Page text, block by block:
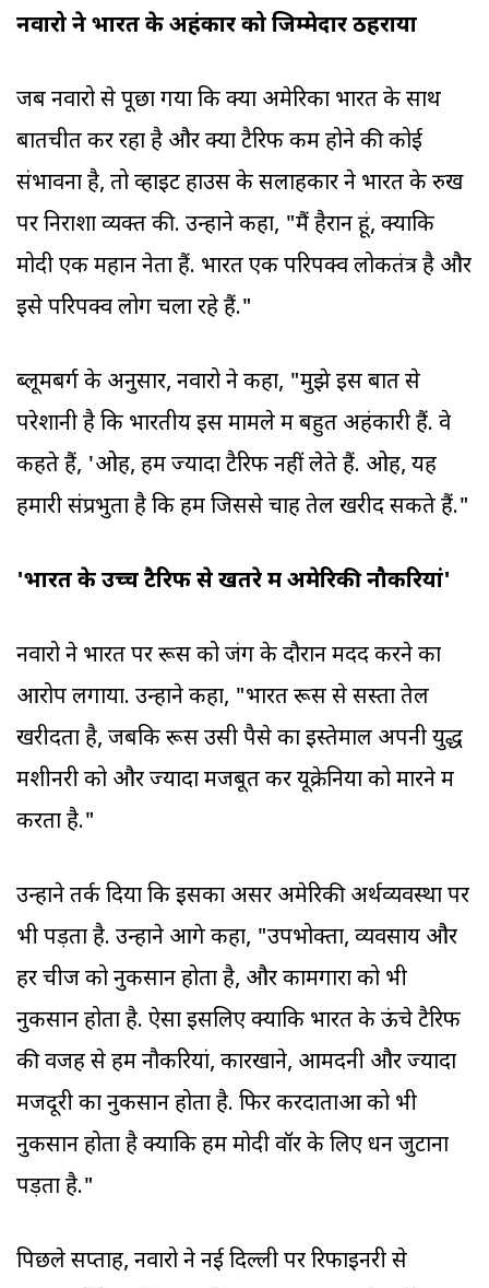
नवारो ने भारत के अहंकार को जिम्मेदार ठहराया
जब नवारो से पूछा गया कि क्या अमेरिका भारत के साथ
बातचीत कर रहा है और क्या टैरिफ कम होने की कोई
संभावना है, तो व्हाइट हाउस के सलाहकार ने भारत के रुख
पर निराशा व्यक्त की. उन्होंने कहा, "मैं हैरान हूं, क्योंकि
मोदी एक महान नेता हैं. भारत एक परिपक्व लोकतंत्र है और
इसे परिपक्व लोग चला रहे हैं."
ब्लूमबर्ग के अनुसार, नवारो ने कहा, "मुझे इस बात से
परेशानी है कि भारतीय इस मामले में बहुत अहंकारी हैं. वे
कहते हैं, 'ओह, हम ज्यादा टैरिफ नहीं लेते हैं. ओह, यह
हमारी संप्रभुता है कि हम जिससे चाहें तेल खरीद सकते हैं."
'भारत के उच्च टैरिफ से खतरे में अमेरिकी नौकरियां'
नवारो ने भारत पर रूस को जंग के दौरान मदद करने का
आरोप लगाया. उन्होंने कहा, "भारत रूस से सस्ता तेल
खरीदता है, जबकि रूस उसी पैसे का इस्तेमाल अपनी युद्ध
मशीनरी को और ज्यादा मजबूत कर यूक्रेनियों को मारने में
करता है."
उन्होंने तर्क दिया कि इसका असर अमेरिकी अर्थव्यवस्था पर
भी पड़ता है. उन्होंने आगे कहा, "उपभोक्ता, व्यवसाय और
हर चीज को नुकसान होता है, और कामगारों को भी
नुकसान होता है. ऐसा इसलिए क्योंकि भारत के ऊंचे टैरिफ
की वजह से हमें नौकरियां, कारखाने, आमदनी और ज्यादा
मजदूरी का नुकसान होता है. फिर करदाताओं को भी
नुकसान होता है क्योंकि हमें मोदी वॉर के लिए धन जुटाना
पड़ता है."
पिछले सप्ताह, नवारो ने नई दिल्ली पर रिफाइनरी से